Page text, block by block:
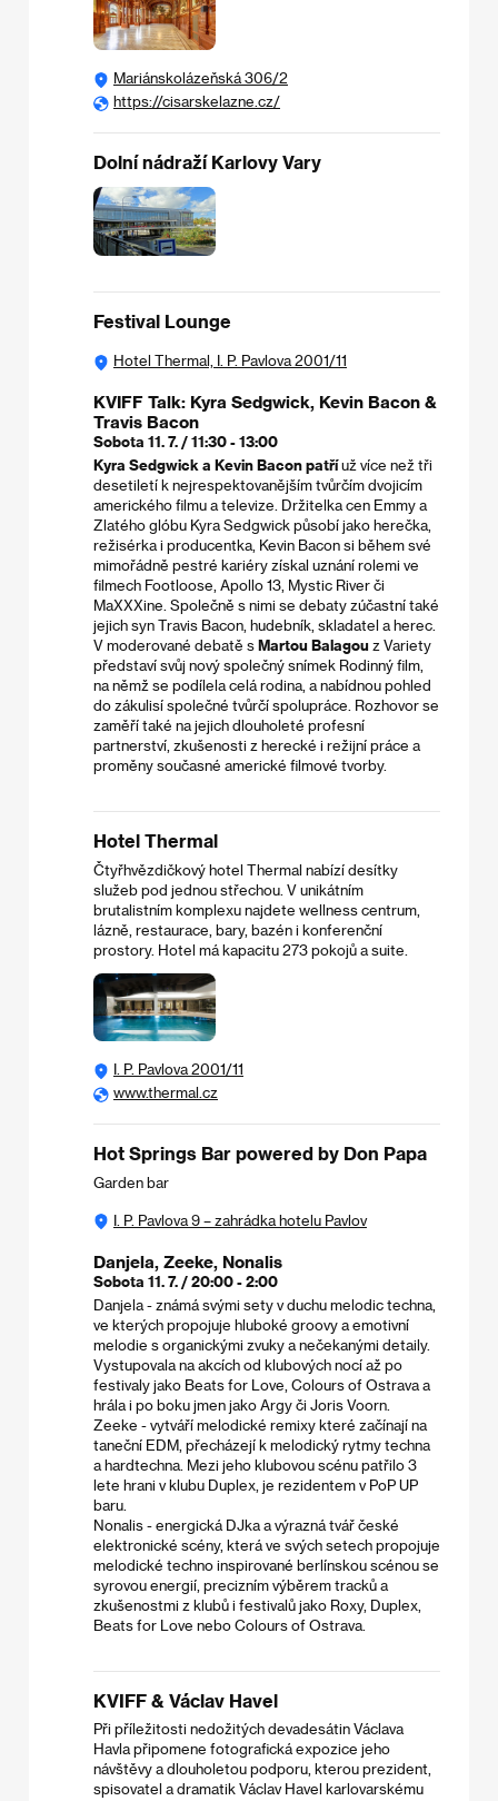
Mariánskolázeňská 306/2
https://cisarskelazne.cz/
Dolní nádraží Karlovy Vary
Festival Lounge
Hotel Thermal, I. P. Pavlova 2001/11
KVIFF Talk: Kyra Sedgwick, Kevin Bacon &
Travis Bacon
Sobota 11. 7. / 11:30 - 13:00
Kyra Sedgwick a Kevin Bacon patříuž více než tři
desetiletí k nejrespektovanějším tvůrčím dvojicím
amerického filmu a televize. Držitelka cen Emmy a
Zlatého glóbu Kyra Sedgwick působí jako herečka,
režisérka i producentka, Kevin Bacon si během své
mimořádně pestré kariéry získal uznání rolemi ve
filmech Footloose, Apollo 13, Mystic River či
MaXXXine. Společně s nimi se debaty zúčastní také
jejich syn Travis Bacon, hudebník, skladatel a herec.
V moderované debatě s Martou Balagou z Variety
představí svůj nový společný snímek Rodinný film,
na němž se podílela celá rodina, a nabídnou pohled
do zákulisí společné tvůrčí spolupráce. Rozhovor se
zaměří také na jejich dlouholeté profesní
partnerství, zkušenosti z herecké i režijní práce a
proměny současné americké filmové tvorby.
Hotel Thermal
Čtyřhvězdičkový hotel Thermal nabízí desítky
služeb pod jednou střechou. V unikátním
brutalistním komplexu najdete wellness centrum,
lázně, restaurace, bary, bazén i konferenční
prostory. Hotel má kapacitu 273 pokojů a suite.
I. P. Pavlova 2001/11
www.thermal.cz
Hot Springs Bar powered by Don Papa
Garden bar
I. P. Pavlova 9 – zahrádka hotelu Pavlov
Danjela, Zeeke, Nonalis
Sobota 11. 7. / 20:00 - 2:00
Danjela - známá svými sety v duchu melodic techna,
ve kterých propojuje hluboké groovy a emotivní
melodie s organickými zvuky a nečekanými detaily.
Vystupovala na akcích od klubových nocí až po
festivaly jako Beats for Love, Colours of Ostrava a
hrála i po boku jmen jako Argy či Joris Voorn.
Zeeke - vytváří melodické remixy které začínají na
taneční EDM, přecházejí k melodický rytmy techna
a hardtechna. Mezi jeho klubovou scénu patřilo 3
lete hrani v klubu Duplex, je rezidentem v PoP UP
baru.
Nonalis - energická DJka a výrazná tvář české
elektronické scény, která ve svých setech propojuje
melodické techno inspirované berlínskou scénou se
syrovou energií, precizním výběrem tracků a
zkušenostmi z klubů i festivalů jako Roxy, Duplex,
Beats for Love nebo Colours of Ostrava.
KVIFF & Václav Havel
Při příležitosti nedožitých devadesátin Václava
Havla připomene fotografická expozice jeho
návštěvy a dlouholetou podporu, kterou prezident,
spisovatel a dramatik Václav Havel karlovarskému